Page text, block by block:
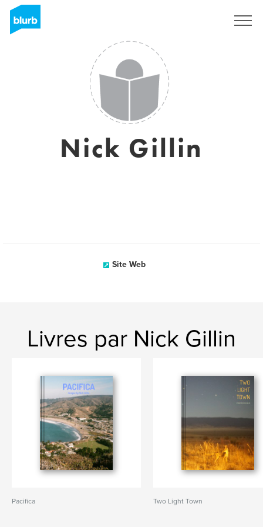
Nick Gillin
Site Web
Livres par Nick Gillin
Pacifica Two Light Town